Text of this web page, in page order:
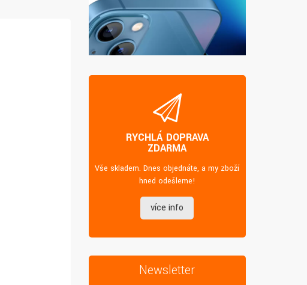
RYCHLÁ DOPRAVA
ZDARMA
Vše skladem. Dnes objednáte, a my zboží
hned odešleme!
více info
Newsletter